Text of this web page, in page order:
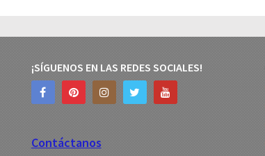
¡SÍGUENOS EN LAS REDES SOCIALES!
Contáctanos